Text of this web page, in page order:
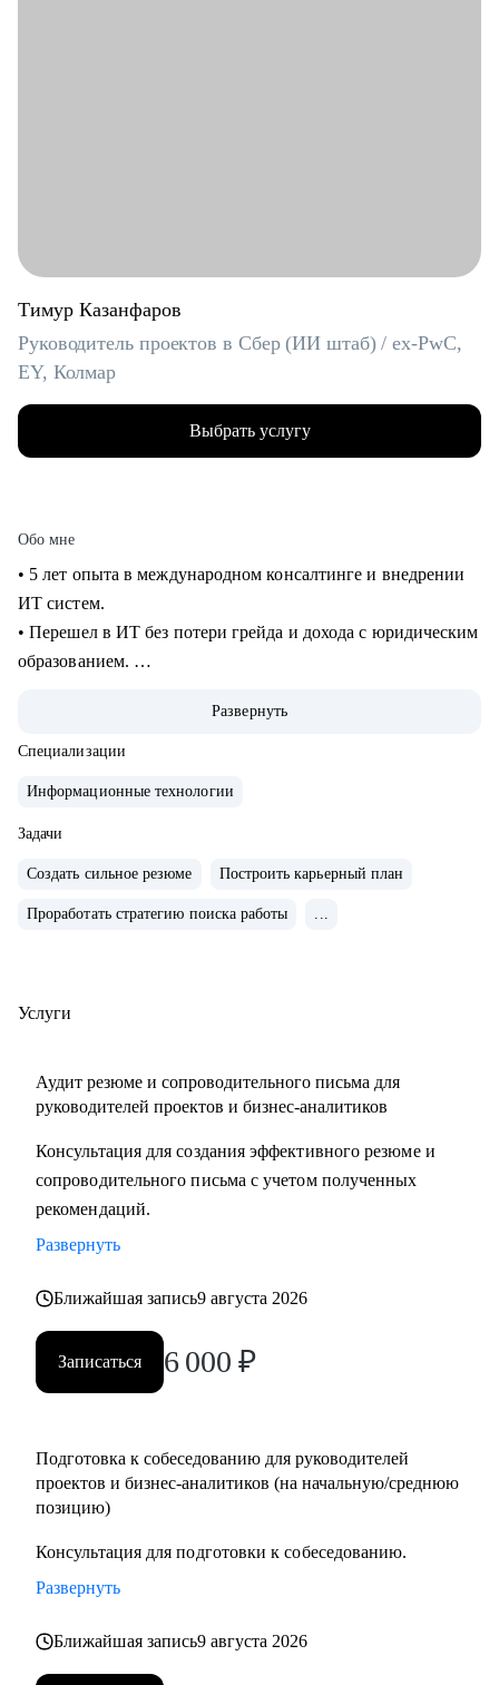
Тимур Казанфаров
Руководитель проектов в Сбер (ИИ штаб) / ex-PwC,
EY, Колмар
Выбрать услугу
Обо мне
• 5 лет опыта в международном консалтинге и внедрении
ИТ систем.
• Перешел в ИТ без потери грейда и дохода с юридическим
образованием.
должность руководителя проектов.
• На позиции бизнес-аналитика оптимизировал 300+
• Руководил проектом автоматизации бизнеса на 3000
пользователей.
• Провел 30+ карьерных консультаций.
направления в Сбере.
• Выделяющееся резюме.
• Консультации при смене профиля деятельности.
• Помощь в выборе обучающих материалов.
Кому могу помочь:
• Руководителям проектов.
• Студентам и выпускникам для поиска стажировки в ИТ.
• Специалистам из других сфер, которые хотят
попробовать себя в новой специальности.
• Новичкам, кто хочет начать работу в ИТ и не знает, с чего
Развернуть
Специализации
Информационные технологии
Задачи
Создать сильное резюме Построить карьерный план
Проработать стратегию поиска работы ...
Услуги
Аудит резюме и сопроводительного письма для
руководителей проектов и бизнес-аналитиков
Консультация для создания эффективного резюме и
сопроводительного письма с учетом полученных
рекомендаций.
Развернуть
Ближайшая запись9 августа 2026
Записаться 6 000 ₽
Подготовка к собеседованию для руководителей
проектов и бизнес-аналитиков (на начальную/среднюю
позицию)
Консультация для подготовки к собеседованию.
Развернуть
Ближайшая запись9 августа 2026